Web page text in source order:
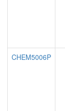
CHEM5006P